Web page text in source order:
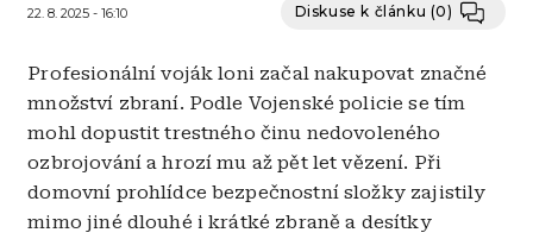
22. 8. 2025 - 16:10 Diskuse k článku (0)
Profesionální voják loni začal nakupovat značné
množství zbraní. Podle Vojenské policie se tím
mohl dopustit trestného činu nedovoleného
ozbrojování a hrozí mu až pět let vězení. Při
domovní prohlídce bezpečnostní složky zajistily
mimo jiné dlouhé i krátké zbraně a desítky